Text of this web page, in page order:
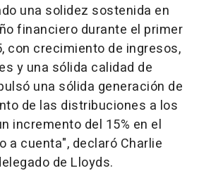
una solidez sostenida en
financiero durante el primer
con crecimiento de ingresos,
y una sólida calidad de
una sólida generación de
de las distribuciones a los
incremento del 15% en el
a cuenta", declaró Charlie
de Lloyds.